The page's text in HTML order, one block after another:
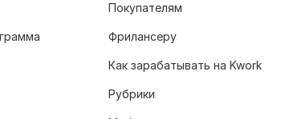
Покупателям
Фрилансеру
Как зарабатывать на Kwork
Рубрики